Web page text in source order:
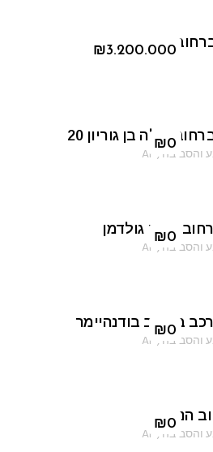
₪3.200.000
הקורא
₪0
פולה בן גוריון 20
והסביבה ,
AF
₪0
נחום גולדמן
והסביבה ,
AF
₪0
ברחוב בודנהיימר
והסביבה ,
AF
₪0
הנוטר
והסביבה ,
AF